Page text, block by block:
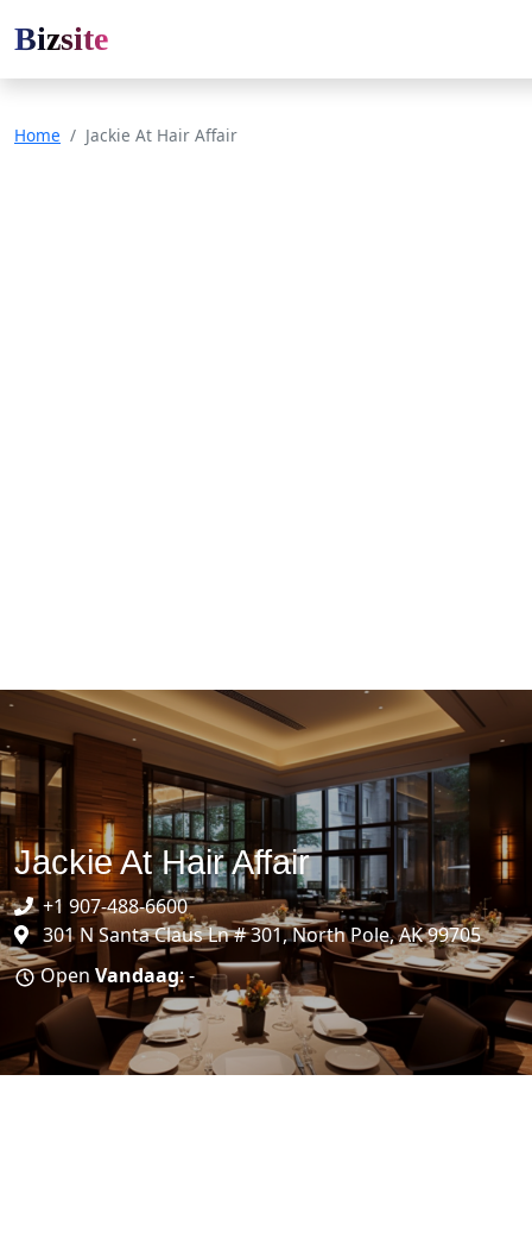
Bizsite
Home Jackie At Hair Affair
Jackie At Hair Affair
+1 907-488-6600
301 N Santa Claus Ln # 301, North Pole, AK 99705
Open Vandaag: -